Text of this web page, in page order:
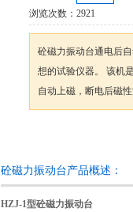
浏览次数： 2921
砼磁力振动台通电后
想的试验仪器。 该机
自动上磁，断电后磁
砼磁力振动台产品概述：
HZJ-1型砼磁力振动台